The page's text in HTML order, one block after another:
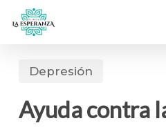
Depresión
Ayuda contra